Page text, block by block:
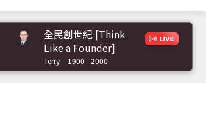
全民創世紀 [Think
Like a Founder]
Terry 1900 - 2000